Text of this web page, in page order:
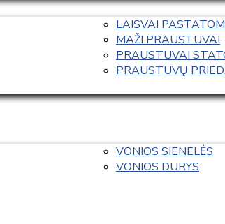
LAISVAI
MAŽI PRAUSTUVAI
PRAUSTUVAI
PRAUSTUVŲ
VONIOS SIENELĖS
VONIOS DURYS